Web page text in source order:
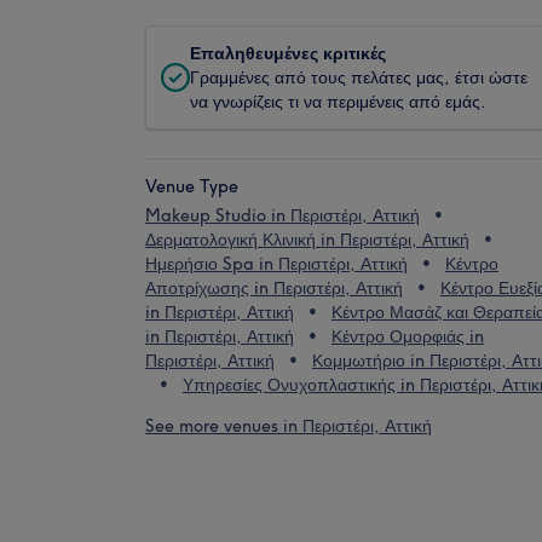
Επαληθευμένες κριτικές
Γραμμένες από τους πελάτες μας, έτσι ώστε
να γνωρίζεις τι να περιμένεις από εμάς.
Venue Type
Makeup Studio in Περιστέρι, Αττική
Δερματολογική Κλινική in Περιστέρι, Αττική
Ημερήσιο Spa in Περιστέρι, Αττική
Κέντρο
Αποτρίχωσης in Περιστέρι, Αττική
Κέντρο
in Περιστέρι, Αττική
Κέντρο Μασάζ και
in Περιστέρι, Αττική
Κέντρο Ομορφιάς in
Περιστέρι, Αττική
Κομμωτήριο in Περιστέρι,
Υπηρεσίες Ονυχοπλαστικής in Περιστέρι,
See more venues in Περιστέρι, Αττική